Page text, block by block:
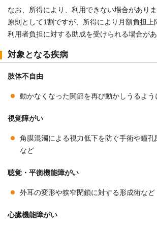
なお、所得により、利用できない場合があり
原則として1割ですが、所得により月額負担上
利用者負担に対する助成を受けられる場合があ
対象となる疾病
肢体不自由
動かなくなった関節を再び動かしうるよ
視覚障がい
角膜混濁による視力低下を防ぐ手術や瞳
など
聴覚・平衡機能障がい
外耳の変形や狭窄閉鎖に対する形成術など
心臓機能障がい